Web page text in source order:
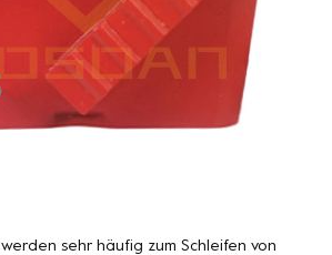
werden sehr häufig zum Schleifen von